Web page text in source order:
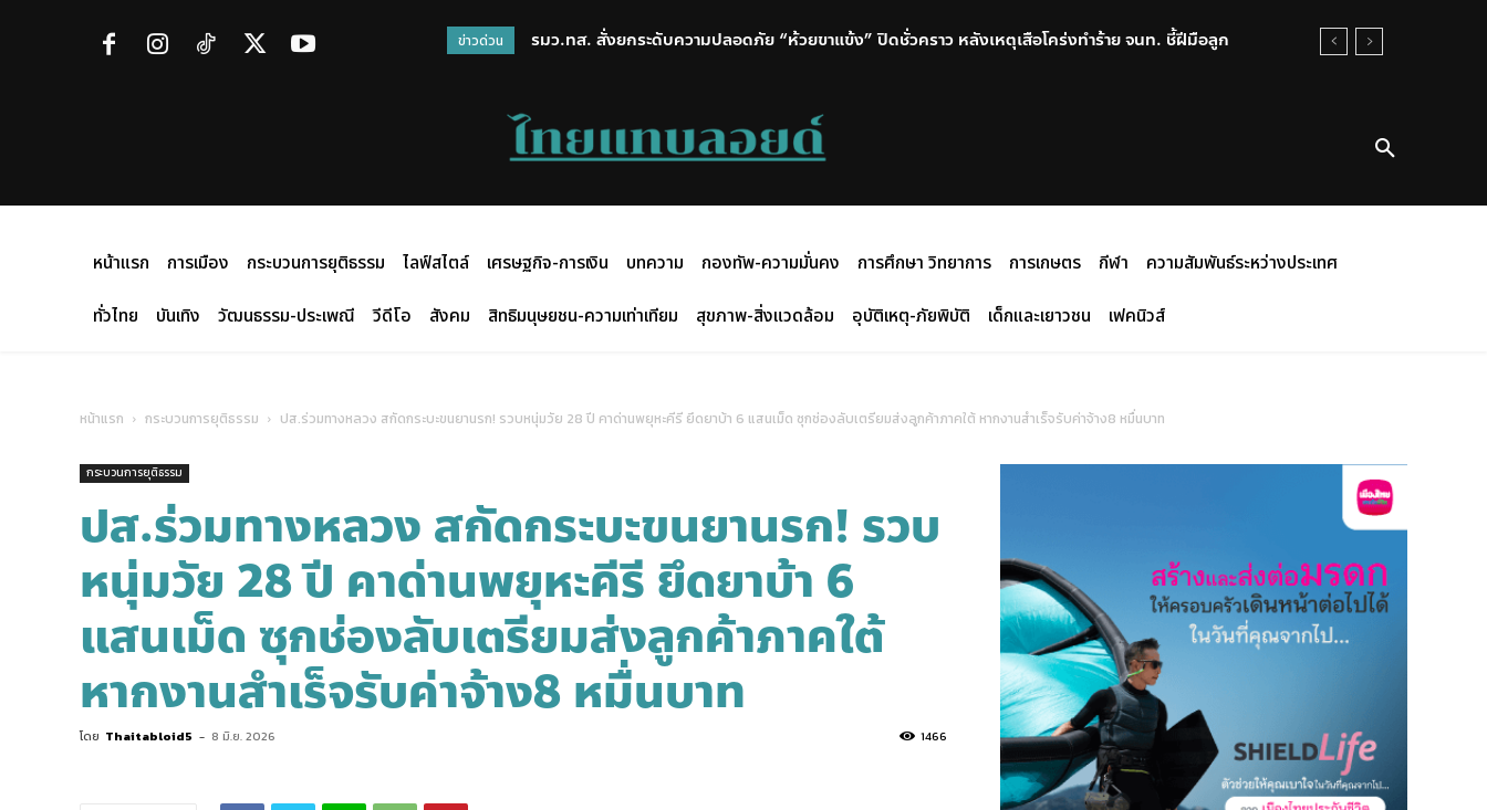
ข่าวด่วน
รมว.ทส. สั่งยกระดับความปลอดภัย “ห้วยขาแข้ง” ปิดชั่วคราว หลังเหตุเสือโคร่งทำร้าย จนท. ชี้ฝีมือลูก
พม. เปิดศูนย์การเรียนรู้ศิลปะ สถานสงเคราะห์เด็กปัตตานี มุ่งสร้างพื้นที่พัฒนาเด็ก เยาวชนกลุ่มเปราะบาง
หน้าแรก การเมือง กระบวนการยุติธรรม ไลฟ์สไตล์ เศรษฐกิจ-การเงิน บทความ กองทัพ-ความมั่นคง การศึกษา วิทยาการ การเกษตร กีฬา
ความสัมพันธ์ระหว่างประเทศ
ทั่วไทย
บันเทิง วัฒนธรรม-ประเพณี วีดีโอ สังคม สิทธิมนุษยชน-ความเท่าเทียม สุขภาพ-สิ่งแวดล้อม อุบัติเหตุ-ภัยพิบัติ เด็กและเยาวชน เฟคนิวส์
หน้าแรก กระบวนการยุติธรรม ปส.ร่วมทางหลวง สกัดกระบะขนยานรก! รวบหนุ่มวัย 28 ปี คาด่านพยุหะคีรี ยึดยาบ้า 6 แสนเม็ด ซุกช่องลับเตรียมส่งลูกค้าภาคใต้ หากงานสำเร็จรับค่าจ้าง8 หมื่นบาท
กระบวนการยุติธรรม
ปส.ร่วมทางหลวง สกัดกระบะขนยานรก! รวบ
หนุ่มวัย 28 ปี คาด่านพยุหะคีรี ยึดยาบ้า 6
แสนเม็ด ซุกช่องลับเตรียมส่งลูกค้าภาคใต้
หากงานสำเร็จรับค่าจ้าง8 หมื่นบาท
โดย Thaitabloid5 - 8 มิ.ย. 2026 1466